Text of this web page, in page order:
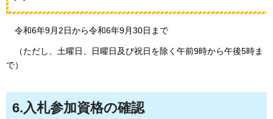
令和6年9月2日から令和6年9月30日まで
（ただし、土曜日、日曜日及び祝日を除く午前9時から午後5時ま
で）
6.入札参加資格の確認